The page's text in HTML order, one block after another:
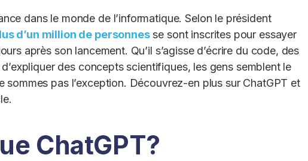
dans le monde de l’informatique. Selon le président
d’un million de personnesse sont inscrites pour essayer
après son lancement. Qu’il s’agisse d’écrire du code, des
des concepts scientifiques, les gens semblent le
sommes pas l’exception. Découvrez-en plus sur ChatGPT et
ChatGPT?